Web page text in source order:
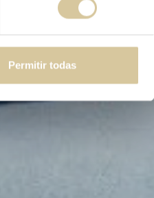
Permitir todas